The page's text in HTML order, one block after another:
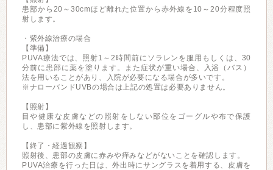
患部から20～30cmほど離れた位置から赤外線を10～20分程度照
射します。
・紫外線治療の場合
【準備】
PUVA療法では、照射1～2時間前にソラレンを服用もしくは、30
分前に患部に薬を塗ります。また症状が重い場合、入浴（バス）
法を用いることがあり、入院が必要になる場合が多いです。
※ナローバンドUVBの場合は上記の処置は必要ありません。
【照射】
目や健康な皮膚などの照射をしない部位をゴーグルや布で保護
し、患部に紫外線を照射します。
【終了・経過観察】
照射後、患部の皮膚に赤みや痒みなどがないことを確認します。
PUVA治療を行った日は、外出時にサングラスを着用する、皮膚を